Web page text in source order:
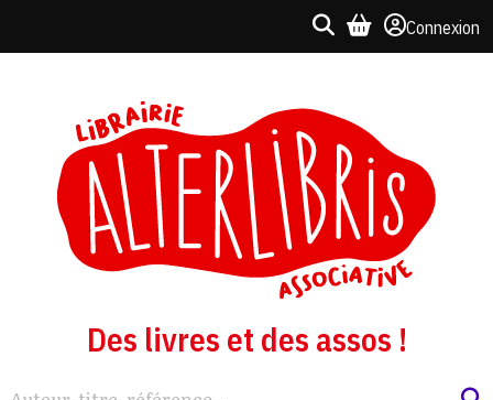
Connexion
Des livres et des assos !